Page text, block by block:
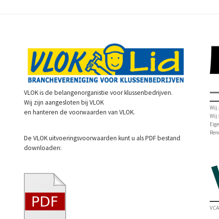
VLOK is de belangenorganistie voor klussenbedrijven.
Wij zijn aangesloten bij VLOK
en hanteren de voorwaarden van VLOK.
De VLOK uitvoeringsvoorwaarden kunt u als PDF bestand
downloaden:
Wij
Wij
VCA